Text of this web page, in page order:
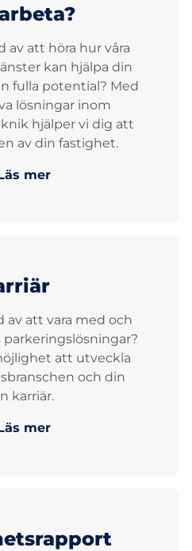
av att höra hur våra
kan hjälpa din
fulla potential? Med
lösningar inom
hjälper vi dig att
av din fastighet.
mer
av att vara med och
att utveckla
och din
karriär.
mer